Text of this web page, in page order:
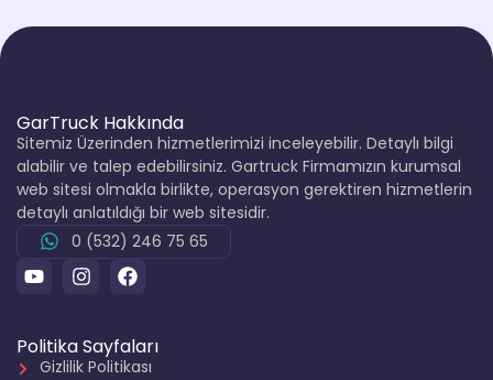
GarTruck Hakkında
Sitemiz Üzerinden hizmetlerimizi inceleyebilir. Detaylı bilgi
alabilir ve talep edebilirsiniz. Gartruck Firmamızın kurumsal
web sitesi olmakla birlikte, operasyon gerektiren hizmetlerin
detaylı anlatıldığı bir web sitesidir.
0 (532) 246 75 65
Politika Sayfaları
Gizlilik Politikası